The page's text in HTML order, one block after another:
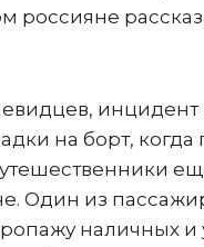
россияне
на борт,
Один из
наличных и